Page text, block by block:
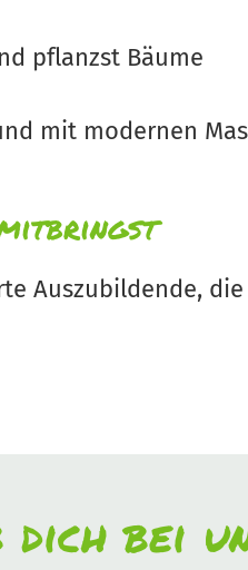
pflanzst Bäume
mit modernen
Auszubildende,
bei